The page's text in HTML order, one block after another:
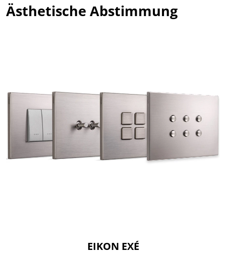
Ästhetische Abstimmung
EIKON EXÉ